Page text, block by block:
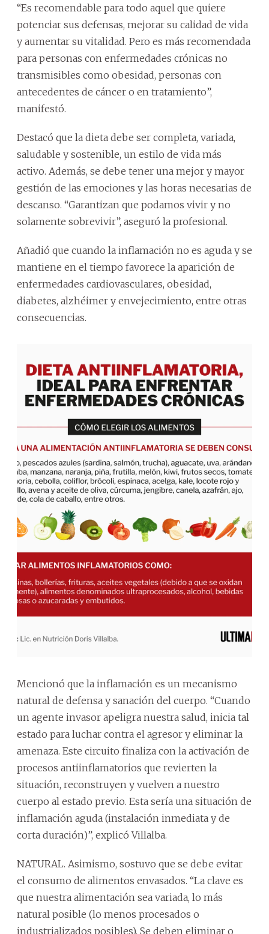
“Es recomendable para todo aquel que quiere
potenciar sus defensas, mejorar su calidad de vida
y aumentar su vitalidad. Pero es más recomendada
para personas con enfermedades crónicas no
transmisibles como obesidad, personas con
antecedentes de cáncer o en tratamiento”,
manifestó.
Destacó que la dieta debe ser completa, variada,
saludable y sostenible, un estilo de vida más
activo. Además, se debe tener una mejor y mayor
gestión de las emociones y las horas necesarias de
descanso. “Garantizan que podamos vivir y no
solamente sobrevivir”, aseguró la profesional.
Añadió que cuando la inflamación no es aguda y se
mantiene en el tiempo favorece la aparición de
enfermedades cardiovasculares, obesidad,
diabetes, alzhéimer y envejecimiento, entre otras
consecuencias.
Mencionó que la inflamación es un mecanismo
natural de defensa y sanación del cuerpo. “Cuando
un agente invasor apeligra nuestra salud, inicia tal
estado para luchar contra el agresor y eliminar la
amenaza. Este circuito finaliza con la activación de
procesos antiinflamatorios que revierten la
situación, reconstruyen y vuelven a nuestro
cuerpo al estado previo. Esta sería una situación de
inflamación aguda (instalación inmediata y de
corta duración)”, explicó Villalba.
NATURAL. Asimismo, sostuvo que se debe evitar
el consumo de alimentos envasados. “La clave es
que nuestra alimentación sea variada, lo más
natural posible (lo menos procesados o
industrializados posibles). Se deben eliminar o